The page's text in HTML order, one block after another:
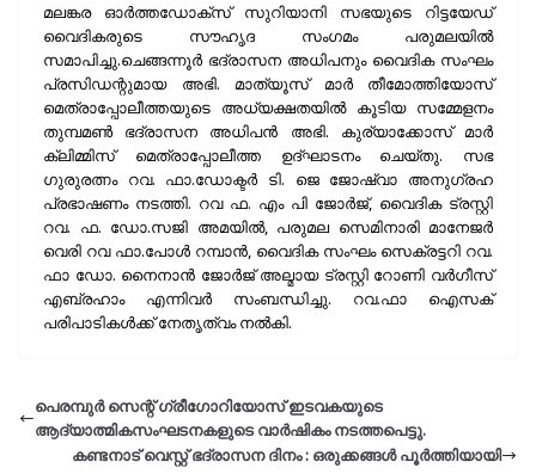
മലങ്കര ഓർത്തഡോക്സ് സുറിയാനി സഭയുടെ റിട്ടയേഡ്
വൈദികരുടെ സൗഹൃദ സംഗമം പരുമലയിൽ
സമാപിച്ചു.ചെങ്ങന്നൂർ ഭദ്രാസന അധിപനും വൈദിക സംഘം
പ്രസിഡന്റുമായ അഭി. മാത്യൂസ് മാർ തീമോത്തിയോസ്
മെത്രാപ്പോലീത്തയുടെ അധ്യക്ഷതയിൽ കൂടിയ സമ്മേളനം
തുമ്പമൺ ഭദ്രാസന അധിപൻ അഭി. കുര്യാക്കോസ് മാർ
ക്ലിമ്മിസ് മെത്രാപ്പോലീത്ത ഉദ്ഘാടനം ചെയ്തു. സഭ
ഗുരുരത്നം റവ. ഫാ.ഡോക്ടർ ടി. ജെ ജോഷ്വാ അനുഗ്രഹ
പ്രഭാഷണം നടത്തി. റവ ഫ. എം പി ജോർജ്, വൈദിക ട്രസ്റ്റി
റവ. ഫ. ഡോ.സജി അമയിൽ, പരുമല സെമിനാരി മാനേജർ
വെരി റവ ഫാ.പോൾ റമ്പാൻ, വൈദിക സംഘം സെക്രട്ടറി റവ.
ഫാ ഡോ. നൈനാൻ ജോർജ് അല്മായ ട്രസ്റ്റി റോണി വർഗീസ്
എബ്രഹാം എന്നിവർ സംബന്ധിച്ചു. റവ.ഫാ ഐസക്
പരിപാടികൾക്ക് നേതൃത്വം നൽകി.
പെരമ്പുർ സെന്റ്‌ ഗ്രീഗോറിയോസ് ഇടവകയുടെ
ആദ്യാത്മികസംഘടനകളുടെ വാർഷികം നടത്തപെട്ടു.
കണ്ടനാട് വെസ്റ്റ് ഭദ്രാസന ദിനം : ഒരുക്കങ്ങൾ പൂർത്തിയായി